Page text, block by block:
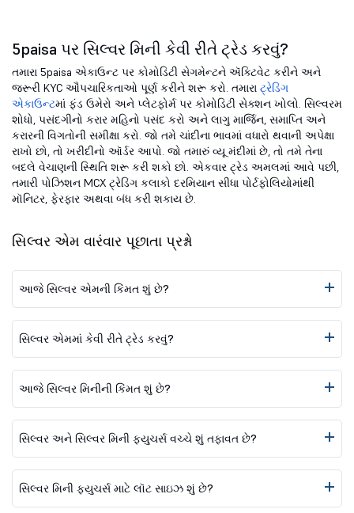
5paisa પર સિલ્વર મિની કેવી રીતે ટ્રેડ કરવું?
તમારા 5paisa એકાઉન્ટ પર કોમોડિટી સેગમેન્ટને ઍક્ટિવેટ કરીને અને
જરૂરી KYC ઔપચારિકતાઓ પૂર્ણ કરીને શરૂ કરો. તમારા ટ્રેડિંગ
એકાઉન્ટમાં ફંડ ઉમેરો અને પ્લેટફોર્મ પર કોમોડિટી સેક્શન ખોલો. સિલ્વરમ
શોધો, પસંદગીનો કરાર મહિનો પસંદ કરો અને લાગુ માર્જિન, સમાપ્તિ અને
કરારની વિગતોની સમીક્ષા કરો. જો તમે ચાંદીના ભાવમાં વધારો થવાની અપેક્ષા
રાખો છો, તો ખરીદીનો ઑર્ડર આપો. જો તમારું વ્યૂ મંદીમાં છે, તો તમે તેના
બદલે વેચાણની સ્થિતિ શરૂ કરી શકો છો. એકવાર ટ્રેડ અમલમાં આવે પછી,
તમારી પોઝિશન MCX ટ્રેડિંગ કલાકો દરમિયાન સીધા પોર્ટફોલિયોમાંથી
મૉનિટર, ફેરફાર અથવા બંધ કરી શકાય છે.
સિલ્વર એમ વારંવાર પૂછાતા પ્રશ્નો
આજે સિલ્વર એમની કિંમત શું છે?
સિલ્વર એમમાં કેવી રીતે ટ્રેડ કરવું?
આજે સિલ્વર મિનીની કિંમત શું છે?
સિલ્વર અને સિલ્વર મિની ફ્યુચર્સ વચ્ચે શું તફાવત છે?
સિલ્વર મિની ફ્યુચર્સ માટે લૉટ સાઇઝ શું છે?